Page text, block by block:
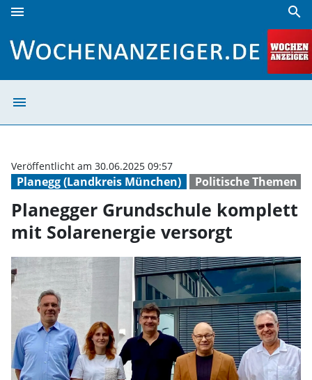
menu search
menu
Planegg (Landkreis München) Politische Themen
Veröffentlicht am 30.06.2025 09:57
Planegger Grundschule komplett
mit Solarenergie versorgt